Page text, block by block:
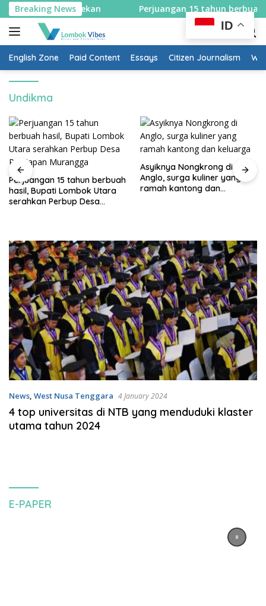
Skip
to
content
Breaking News
sepekan Perjuangan 15 tahun berbuah hasil,
English Zone Paid Content Essays Citizen Journalism
Undikma
Perjuangan 15 tahun berbuah
hasil, Bupati Lombok Utara
serahkan Perbup Desa
Asyiknya Nongkrong di
Anglo, surga kuliner yang
ramah kantong dan
News, West Nusa Tenggara 4 January 2024
4 top universitas di NTB yang menduduki klaster
utama tahun 2024
E-PAPER
ID